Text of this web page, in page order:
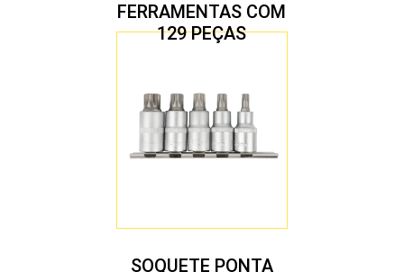
FERRAMENTAS COM
129 PEÇAS
SOQUETE PONTA